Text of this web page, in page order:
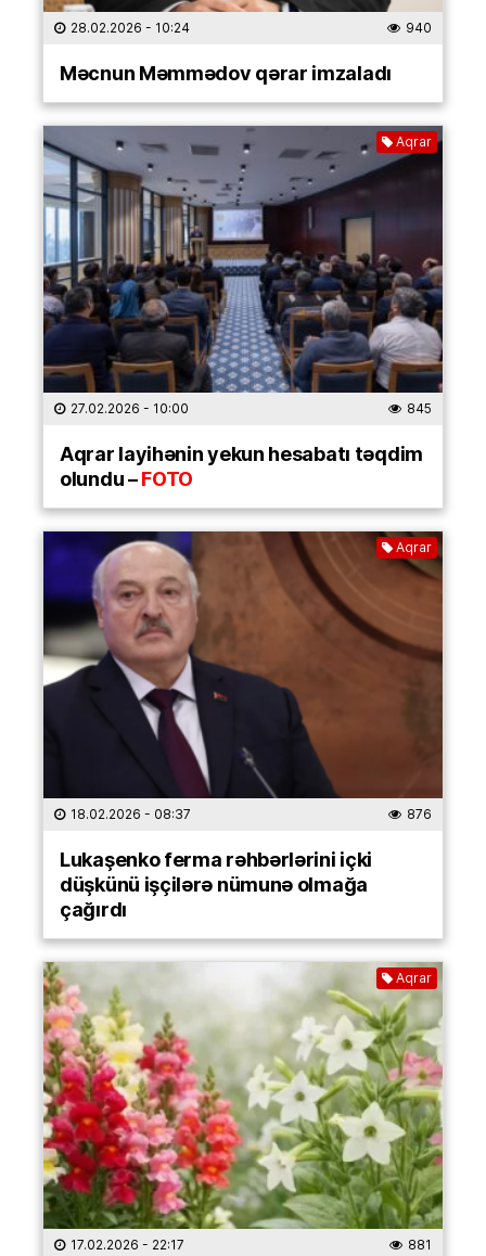
28.02.2026 - 10:24 940
Məcnun Məmmədov qərar imzaladı
Aqrar
27.02.2026 - 10:00 845
Aqrar layihənin yekun hesabatı təqdim
olundu –FOTO
Aqrar
18.02.2026 - 08:37 876
Lukaşenko ferma rəhbərlərini içki
düşkünü işçilərə nümunə olmağa
çağırdı
Aqrar
17.02.2026 - 22:17 881